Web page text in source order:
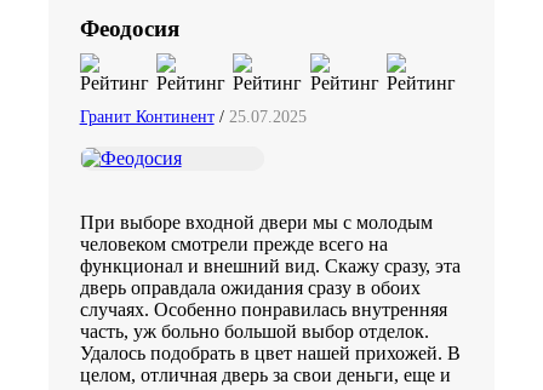
Феодосия
Гранит Континент/ 25.07.2025
При выборе входной двери мы с молодым
человеком смотрели прежде всего на
функционал и внешний вид. Скажу сразу, эта
дверь оправдала ожидания сразу в обоих
случаях. Особенно понравилась внутренняя
часть, уж больно большой выбор отделок.
Удалось подобрать в цвет нашей прихожей. В
целом, отличная дверь за свои деньги, еще и